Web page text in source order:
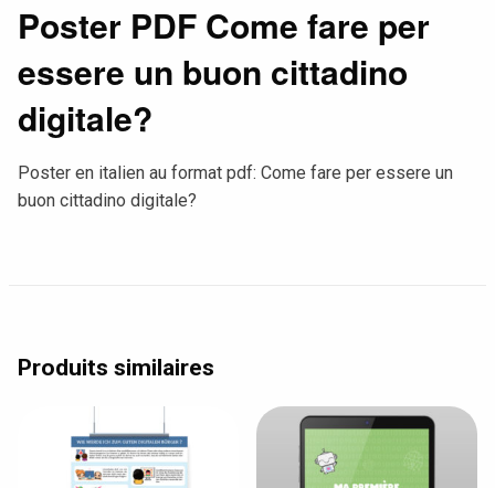
Poster PDF Come fare per
essere un buon cittadino
digitale?
Poster en italien au format pdf: Come fare per essere un
buon cittadino digitale?
Produits similaires